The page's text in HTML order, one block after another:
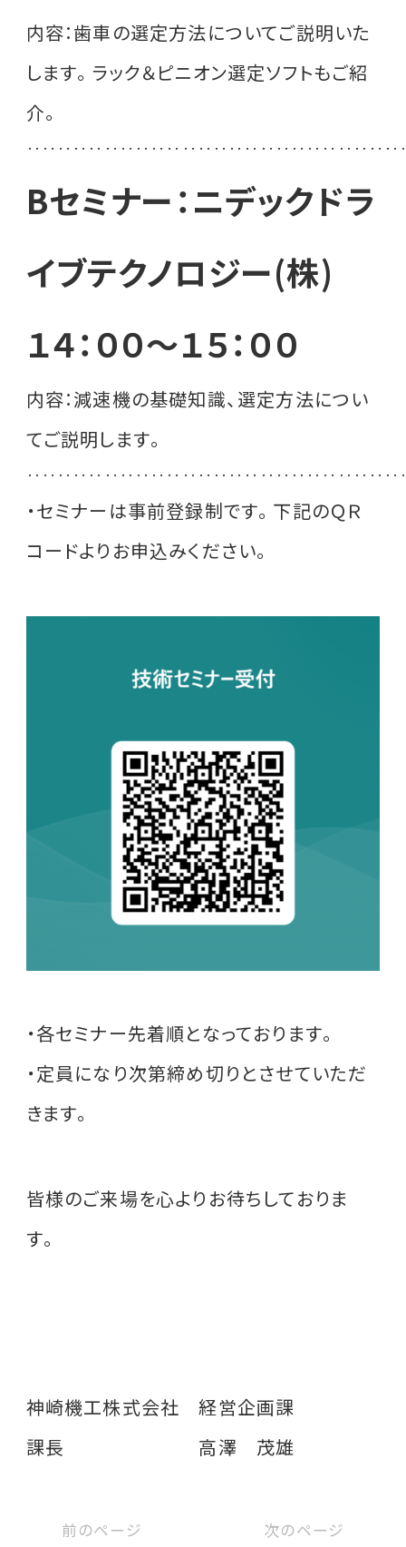
内容：歯車の選定方法についてご説明いた
します。ラック＆ピニオン選定ソフトもご紹
介。
Bセミナー：ニデックドラ
イブテクノロジー(株)
１４：００～１５：００
内容：減速機の基礎知識、選定方法につい
てご説明します。
・セミナーは事前登録制です。下記のＱＲ
コードよりお申込みください。
・各セミナー先着順となっております。
・定員になり次第締め切りとさせていただ
きます。
皆様のご来場を心よりお待ちしておりま
す。
神崎機工株式会社 経営企画課
課長 高澤 茂雄
前のページ 次のページ